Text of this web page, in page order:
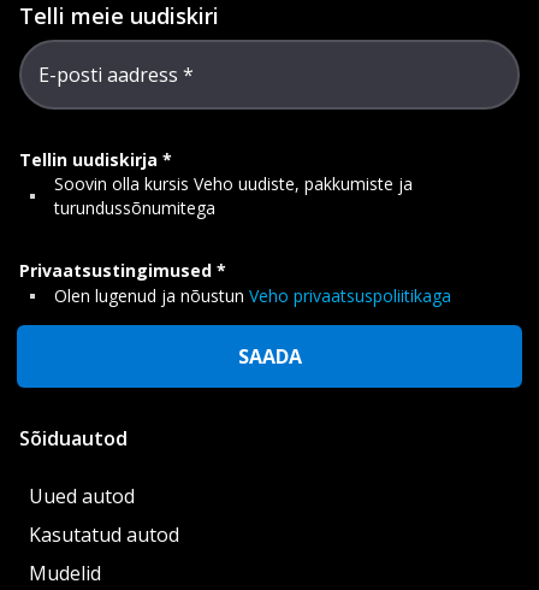
Telli meie uudiskiri
E-posti aadress
Tellin uudiskirja
Soovin olla kursis Veho uudiste, pakkumiste ja
turundussõnumitega
Privaatsustingimused
Olen lugenud ja nõustun Veho privaatsuspoliitikaga
SAADA
Sõiduautod
Uued autod
Kasutatud autod
Mudelid